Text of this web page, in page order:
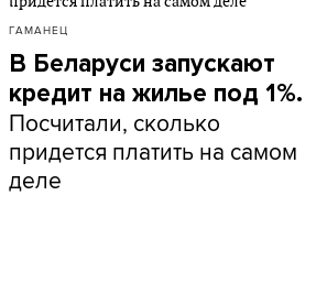
ГАМАНЕЦ
В Беларуси запускают
кредит на жилье под 1%.
Посчитали, сколько
придется платить на самом
деле